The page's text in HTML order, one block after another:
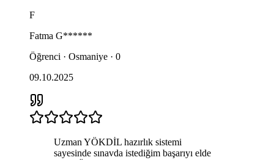
F
Fatma G******
Öğrenci · Osmaniye · 0
09.10.2025
Uzman YÖKDİL hazırlık sistemi
sayesinde sınavda istediğim başarıyı elde